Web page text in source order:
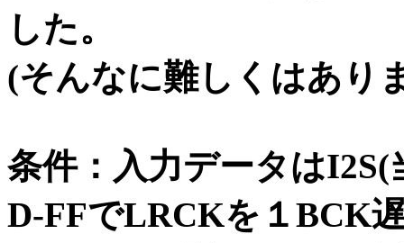
した。
(そんなに難しくはあり
条件：入力データはI2S(
D-FFでLRCKを１BCK